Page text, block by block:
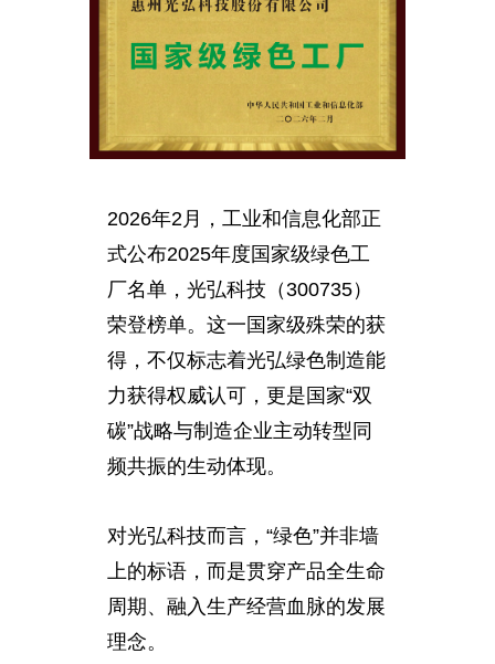
2026年2月，工业和信息化部正
式公布2025年度国家级绿色工
厂名单，光弘科技（300735）
荣登榜单。这一国家级殊荣的获
得，不仅标志着光弘绿色制造能
力获得权威认可，更是国家“双
碳”战略与制造企业主动转型同
频共振的生动体现。
对光弘科技而言，“绿色”并非墙
上的标语，而是贯穿产品全生命
周期、融入生产经营血脉的发展
理念。